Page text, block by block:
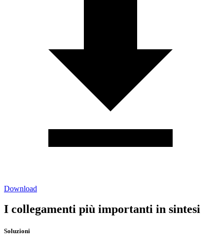
Download
I collegamenti più importanti in sintesi
Soluzioni